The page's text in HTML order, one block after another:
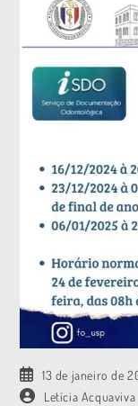
13 de janeiro de
Letícia Acquaviva